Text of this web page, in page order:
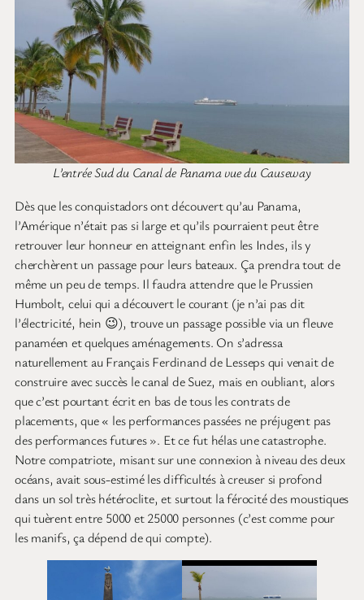
L’entrée Sud du Canal de Panama vue du Causeway
Dès que les conquistadors ont découvert qu’au Panama,
l’Amérique n’était pas si large et qu’ils pourraient peut être
retrouver leur honneur en atteignant enfin les Indes, ils y
cherchèrent un passage pour leurs bateaux. Ça prendra tout de
même un peu de temps. Il faudra attendre que le Prussien
Humbolt, celui qui a découvert le courant (je n’ai pas dit
l’électricité, hein 😉), trouve un passage possible via un fleuve
panaméen et quelques aménagements. On s’adressa
naturellement au Français Ferdinand de Lesseps qui venait de
construire avec succès le canal de Suez, mais en oubliant, alors
que c’est pourtant écrit en bas de tous les contrats de
placements, que « les performances passées ne préjugent pas
des performances futures ». Et ce fut hélas une catastrophe.
Notre compatriote, misant sur une connexion à niveau des deux
océans, avait sous-estimé les difficultés à creuser si profond
dans un sol très hétéroclite, et surtout la férocité des moustiques
qui tuèrent entre 5000 et 25000 personnes (c’est comme pour
les manifs, ça dépend de qui compte).